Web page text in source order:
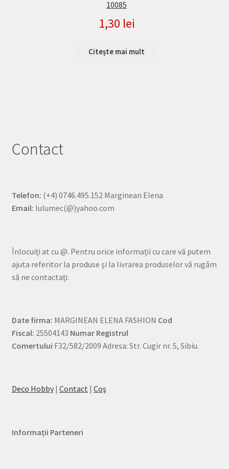
10085
1,30 lei
Citește mai mult
Contact
Telefon: (+4) 0746.495.152 Marginean Elena
Email: lulumec(@)yahoo.com
Înlocuiți at cu @. Pentru orice informații cu care vă putem
ajuta referitor la produse și la livrarea produselor vă rugăm
să ne contactați.
Date firma: MARGINEAN ELENA FASHION Cod
Fiscal: 25504143 Numar Registrul
Comertului F32/582/2009 Adresa: Str. Cugir nr. 5, Sibiu.
Deco Hobby| Contact | Coş
Informații Parteneri